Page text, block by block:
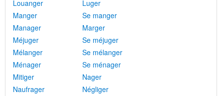
Louanger
Luger
Manger
Se manger
Manager
Marger
Méjuger
Se méjuger
Mélanger
Se mélanger
Ménager
Se ménager
Mitiger
Nager
Naufrager
Négliger